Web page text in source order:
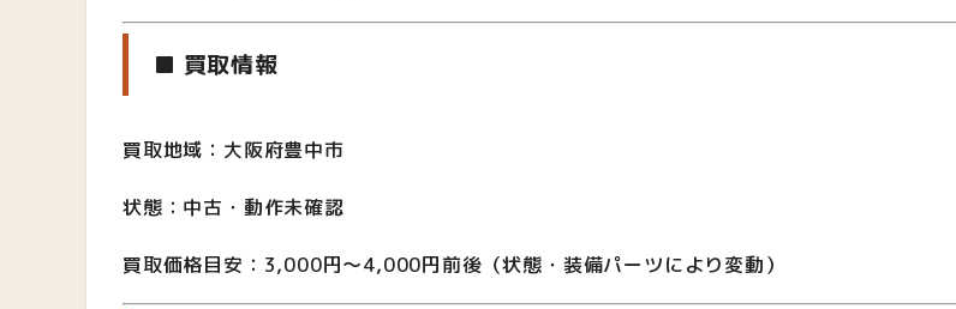
■ 買取情報
買取地域：大阪府豊中市
状態：中古・動作未確認
買取価格目安：3,000円〜4,000円前後（状態・装備パーツにより変動）